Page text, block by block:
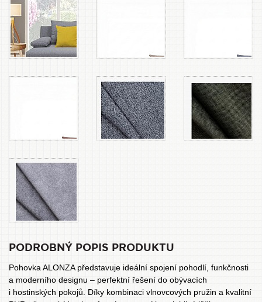
PODROBNÝ POPIS PRODUKTU
Pohovka ALONZA představuje ideální spojení pohodlí, funkčnosti
a moderního designu – perfektní řešení do obývacích
i hostinských pokojů. Díky kombinaci vlnovcových pružin a kvalitní